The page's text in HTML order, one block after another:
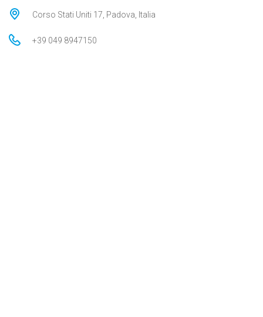
Corso Stati Uniti 17, Padova, Italia
+39 049 8947150